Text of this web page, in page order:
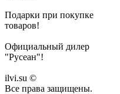
Подарки при покупке
товаров!
Официальный дилер
"Русеан"!
ilvi.su ©
Все права защищены.